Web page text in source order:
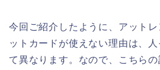
今回ご紹介したように、アット
ットカードが使えない理由は、
て異なります。なので、こちら